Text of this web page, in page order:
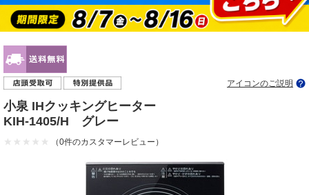
アイコンのご説明
小泉 IHクッキングヒーター
KIH-1405/H グレー
（0件のカスタマーレビュー）